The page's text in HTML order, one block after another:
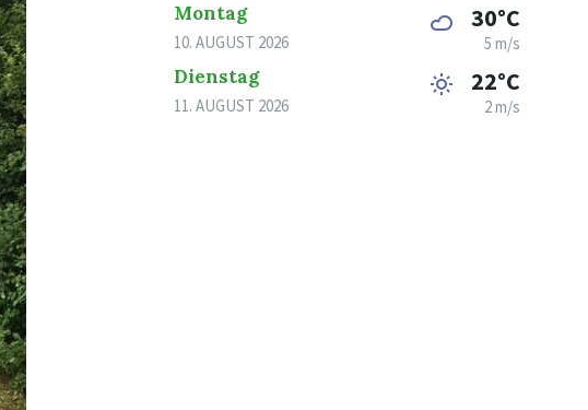
Montag
10. AUGUST 2026
30°C
5 m/s
Dienstag
11. AUGUST 2026
22°C
2 m/s